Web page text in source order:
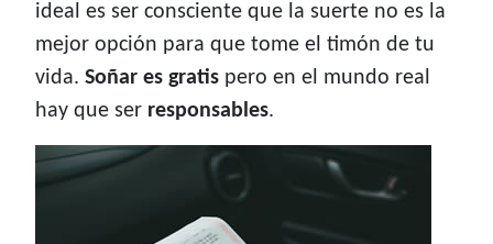
ideal es ser consciente que la suerte no es la
mejor opción para que tome el timón de tu
vida. Soñar es gratis pero en el mundo real
hay que ser responsables.